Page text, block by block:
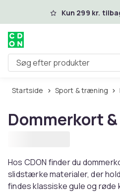
Spring til hovedindhold
Kun 299 kr.
Søg efter produkter
Startside Sport & træning
Dommerkort
Hos CDON finder du
slidstærke materialer, der
findes klassiske gule og